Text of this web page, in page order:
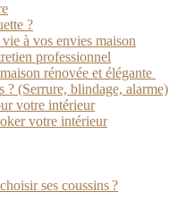
?
à vos envies maison
professionnel
rénovée et élégante
? (Serrure, blindage, alarme)
votre intérieur
votre intérieur
ses coussins ?